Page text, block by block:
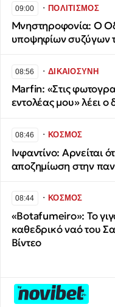
09:00 ∙ΠΟΛΙΤΙΣΜΟΣ
Μνηστηροφονία: Ο
υποψηφίων συζύγων
08:56 ∙ΔΙΚΑΙΟΣΥΝΗ
Marfin: «Στις
εντολέας μου» λέει ο
08:46 ∙ΚΟΣΜΟΣ
Ινφαντίνο: Αρνείται
αποζημίωση στην
08:44 ∙ΚΟΣΜΟΣ
«Botafumeiro»: Το
καθεδρικό ναό του
Βίντεο